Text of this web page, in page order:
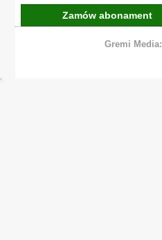
Zamów abonament
Gremi Media: